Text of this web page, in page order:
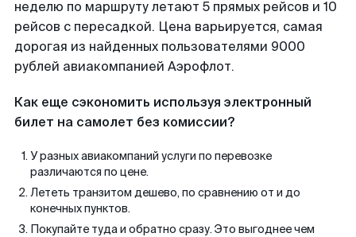
неделю по маршруту летают 5 прямых рейсов и 10
рейсов с пересадкой. Цена варьируется, самая
дорогая из найденных пользователями 9000
рублей авиакомпанией Аэрофлот.
Как еще сэкономить используя электронный
билет на самолет без комиссии?
У разных авиакомпаний услуги по перевозке
различаются по цене.
Лететь транзитом дешево, по сравнению от и до
конечных пунктов.
Покупайте туда и обратно сразу. Это выгоднее чем